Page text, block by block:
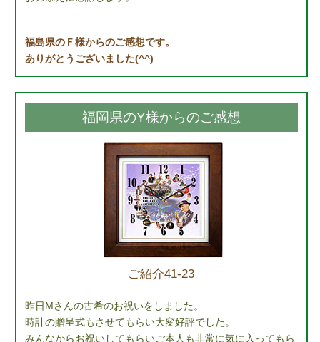
福島県のＦ様からのご感想です。
ありがとうございました(^^)
福岡県のY様からのご感想
ご紹介41-23
昨日Mさんの古希のお祝いをしました。
時計の贈呈式もさせてもらい大変好評でした。
みんなからお祝いしてもらいご本人も非常に気に入ってもら